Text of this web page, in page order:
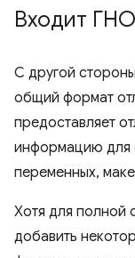
Входит
С другой
общий формат
предоставляет
информацию для
переменных,
Хотя для полной
добавить